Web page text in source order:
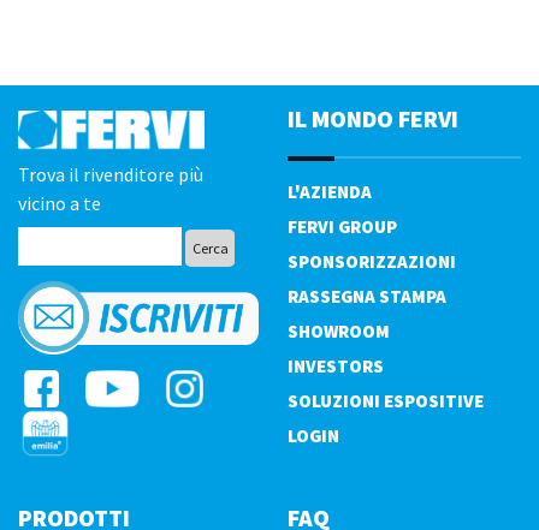
Trova il rivenditore più
vicino a te
IL MONDO FERVI
L'AZIENDA
FERVI GROUP
SPONSORIZZAZIONI
RASSEGNA STAMPA
SHOWROOM
INVESTORS
SOLUZIONI ESPOSITIVE
LOGIN
PRODOTTI FAQ